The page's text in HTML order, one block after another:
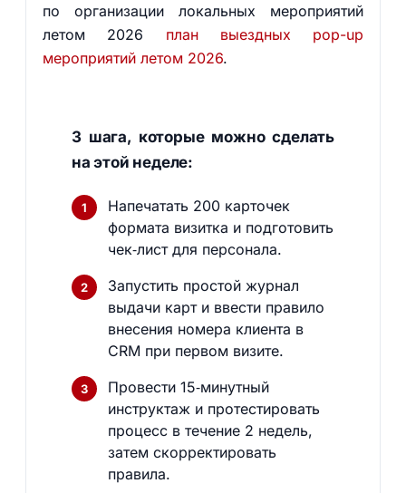
по организации локальных мероприятий
летом 2026 план выездных pop-up
мероприятий летом 2026.
3 шага, которые можно сделать
на этой неделе:
Напечатать 200 карточек
формата визитка и подготовить
чек‑лист для персонала.
Запустить простой журнал
выдачи карт и ввести правило
внесения номера клиента в
CRM при первом визите.
Провести 15‑минутный
инструктаж и протестировать
процесс в течение 2 недель,
затем скорректировать
правила.